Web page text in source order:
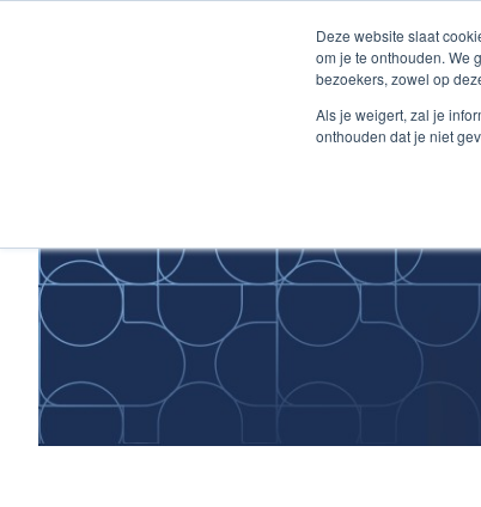
Deze website slaat
om je te onthouden. We
bezoekers, zowel op
Als je weigert, zal je
onthouden dat je niet